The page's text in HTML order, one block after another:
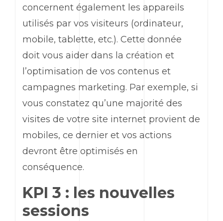
concernent également les appareils
utilisés par vos visiteurs (ordinateur,
mobile, tablette, etc.). Cette donnée
doit vous aider dans la création et
l’optimisation de vos contenus et
campagnes marketing. Par exemple, si
vous constatez qu’une majorité des
visites de votre site internet provient de
mobiles, ce dernier et vos actions
devront être optimisés en
conséquence.
KPI 3 : les nouvelles
sessions